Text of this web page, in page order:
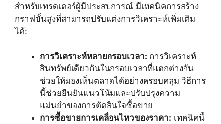
สำหรับเทรดเดอร์ผู้มีประสบการณ์ มีเทคนิคการสร้าง
กราฟขั้นสูงที่สามารถปรับแต่งการวิเคราะห์เพิ่มเติม
ได้:
การวิเคราะห์หลายกรอบเวลา: การวิเคราะห์
สินทรัพย์เดียวกันในกรอบเวลาที่แตกต่างกัน
ช่วยให้มองเห็นตลาดได้อย่างครอบคลุม วิธีการ
นี้ช่วยยืนยันแนวโน้มและปรับปรุงความ
แม่นยำของการตัดสินใจซื้อขาย
การซื้อขายการเคลื่อนไหวของราคา: เทคนิคนี้